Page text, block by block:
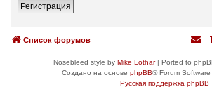
Регистрация
Список форумов
Nosebleed style by Mike Lothar| Ported to
Создано на основе phpBB® Forum
Русская поддержка phpBB